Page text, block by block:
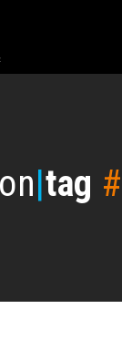
|tag #